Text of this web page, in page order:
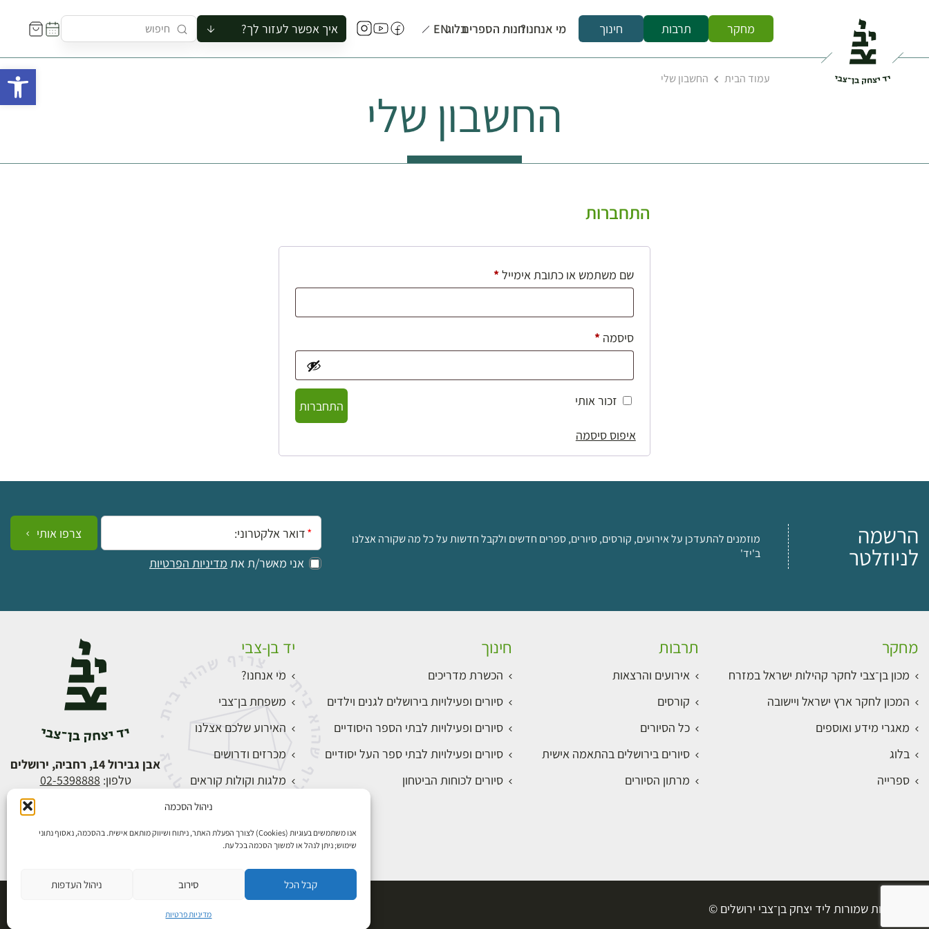
ניהול הסכמה
אנו משתמשים בעוגיות (Cookies) לצורך הפעלת האתר, ניתוח ושיווק מותאם אישית. בהסכמה, נאסוף נתוני
שימוש; ניתן לנהל או למשוך הסכמה בכל עת.
קבל הכל סירוב ניהול העדפות
מדיניות פרטיות
מחקר תרבות חינוך מי אנחנו?חנות הספריםבלוגEN איך אפשר לעזור לך?
להזמין סיור לקבוצה
לתאם ביקור בצריף
עמוד הבית החשבון שלי
החשבון שלי
התחברות
שם משתמש או כתובת אימייל*חובה
סיסמה*חובה
זכור אותי
התחברות
איפוס סיסמה
הרשמה
לניוזלטר
מוזמנים להתעדכן על אירועים, קורסים, סיורים, ספרים חדשים ולקבל חדשות על כל מה שקורה אצלנו
ב'יד'
אימייל:
אני מאשר/ת את מדיניות הפרטיות
צרפו אותי
מחקר
מכון בן־צבי לחקר קהילות ישראל במזרח
המכון לחקר ארץ ישראל ויישובה
מאגרי מידע ואוספים
בלוג
ספרייה
תרבות
אירועים והרצאות
קורסים
כל הסיורים
סיורים בירושלים בהתאמה אישית
מרתון הסיורים
חינוך
הכשרת מדריכים
סיורים ופעילויות בירושלים לגנים וילדים
סיורים ופעילויות לבתי הספר היסודיים
סיורים ופעילויות לבתי ספר העל יסודיים
סיורים לכוחות הביטחון
יד בן-צבי
מי אנחנו?
משפחת בן־צבי
האירוע שלכם אצלנו
מכרזים ודרושים
מלגות וקולות קוראים
התחברות
אבן גבירול 14, רחביה, ירושלים
טלפון: 02-5398888
כל הזכויות שמורות ליד יצחק בן־צבי ירושלים ©